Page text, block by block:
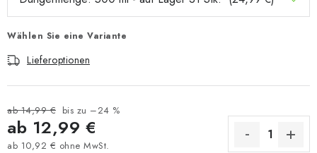
Wählen Sie eine Variante
Lieferoptionen
ab 14,99 € bis zu –24 %
ab 12,99 €
ab 10,92 € ohne MwSt.